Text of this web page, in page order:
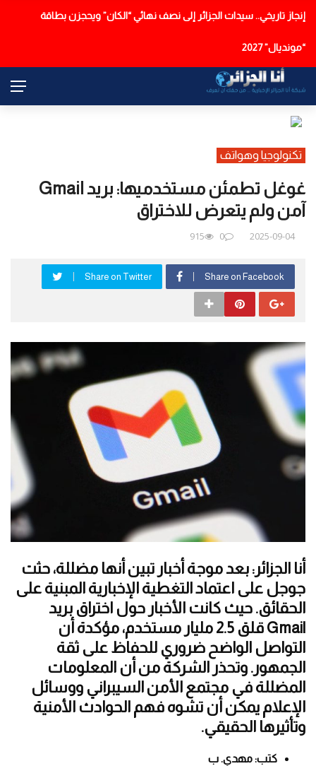
عاجل
إنجاز تاريخي.. سيدات الجزائر إلى نصف نهائي “الكان” ويحجزن بطاقة
“مونديال” 2027
تكنولوجيا وهواتف
غوغل تطمئن مستخدميها: بريد Gmail
آمن ولم يتعرض للاختراق
2025-09-04
0
915
Share on Facebook
Share on Twitter
أنا الجزائر: بعد موجة أخبار تبين أنها مضللة، حثت
جوجل على اعتماد التغطية الإخبارية المبنية على
الحقائق. حيث كانت الأخبار حول اختراق بريد
Gmail قلق 2.5 مليار مستخدم، مؤكدة أن
التواصل الواضح ضروري للحفاظ على ثقة
الجمهور. وتحذر الشركة من أن المعلومات
المضللة في مجتمع الأمن السيبراني ووسائل
الإعلام يمكن أن تشوه فهم الحوادث الأمنية
وتأثيرها الحقيقي.
كتب: مهدي. ب